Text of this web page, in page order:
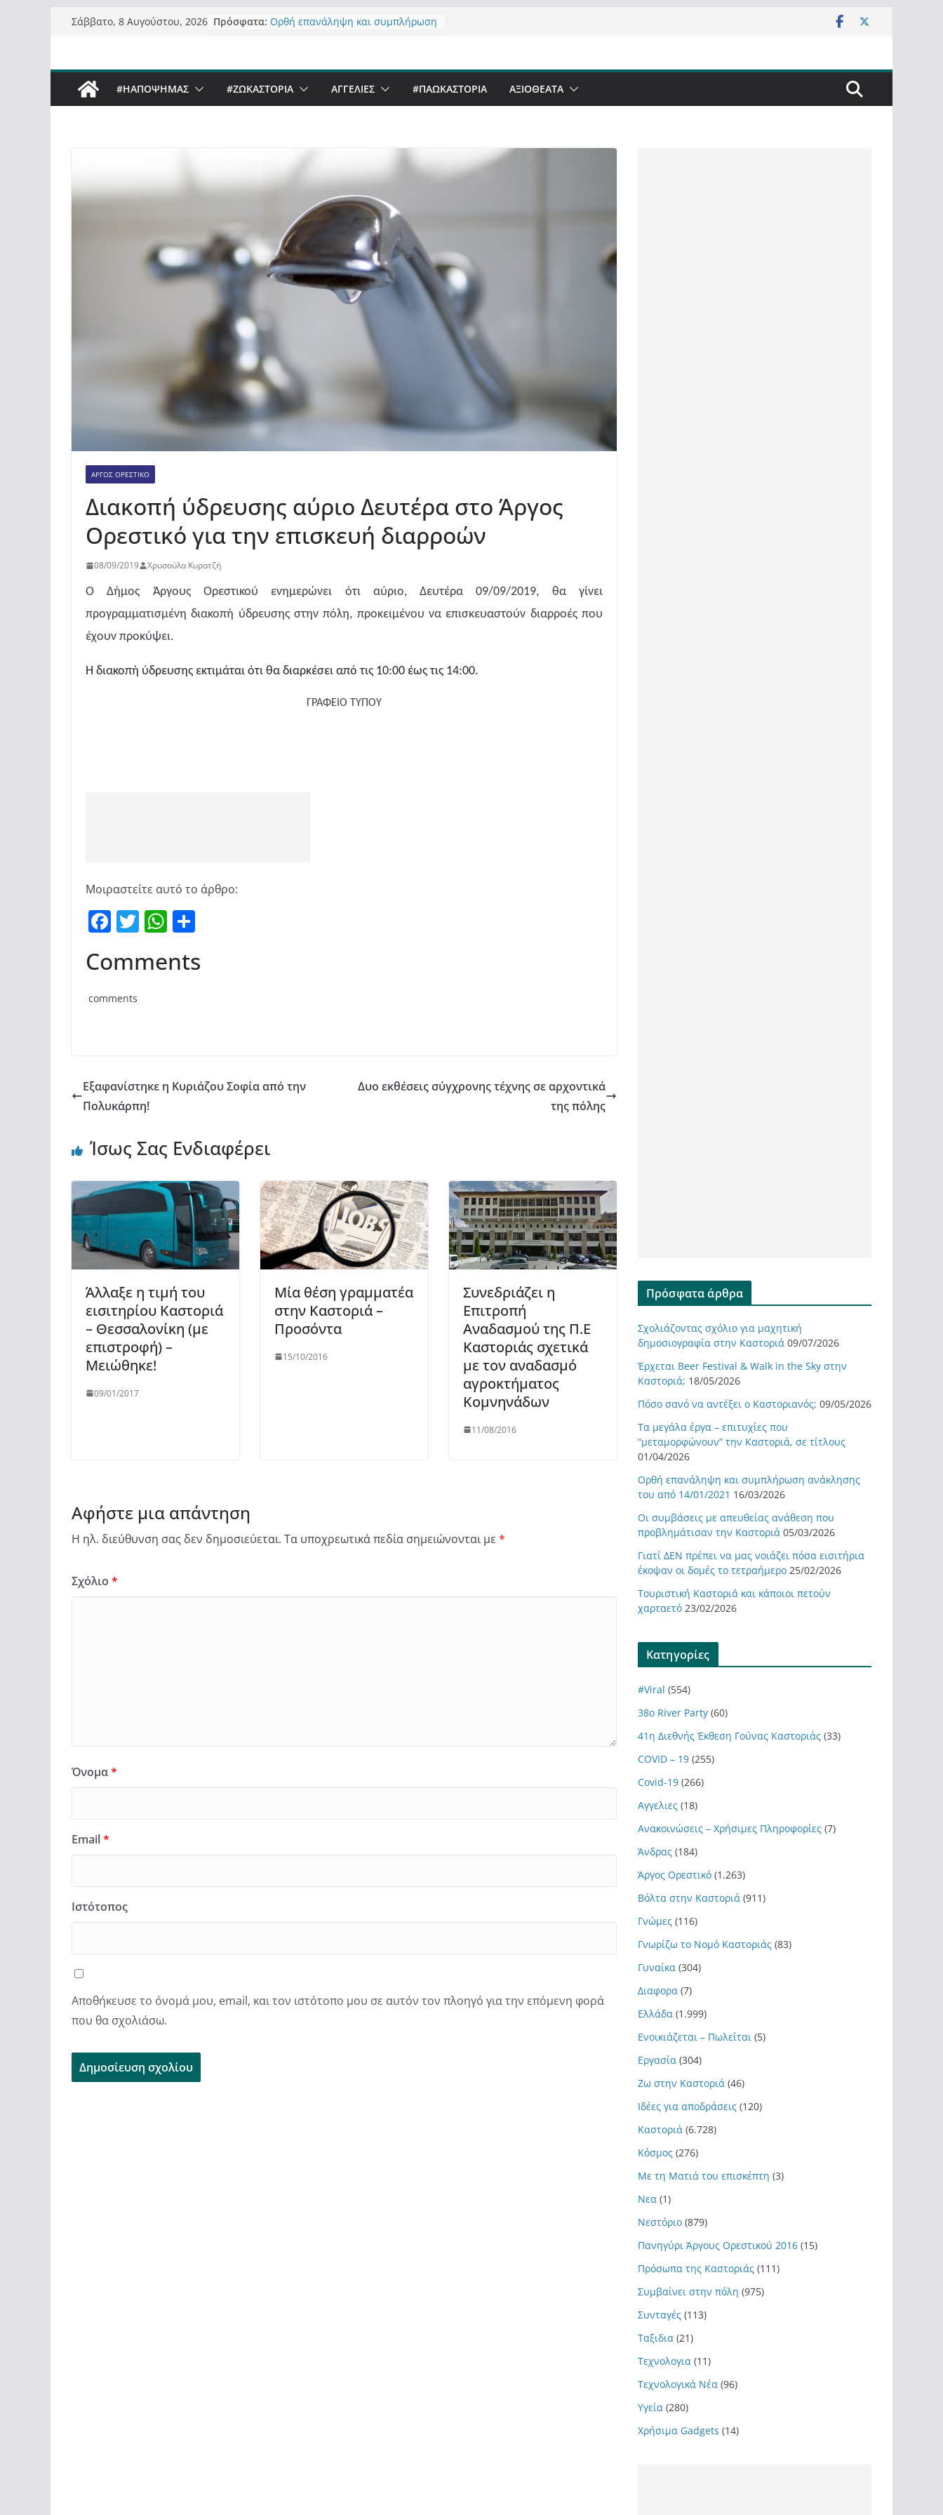
Μετάβαση
Σάββατο, 8 Αυγούστου, 2026 Πρόσφατα: Ορθή επανάληψη και συμπλήρωση
Sky στην Καστοριά;
Πόσο σανό να αντέξει ο
“μεταμορφώνουν” την Καστοριά,
#ΗΑΠΟΨΗΜΑΣ #ZΩΚΑΣΤΟΡΙΑ ΑΓΓΕΛΙΕΣ #ΠΑΩΚΑΣΤΟΡΙΑ ΑΞΙΟΘΈΑΤΑ
ΆΡΓΟΣ ΟΡΕΣΤΙΚΌ
Διακοπή ύδρευσης αύριο Δευτέρα στο Άργος
Ορεστικό για την επισκευή διαρροών
08/09/2019 Χρυσούλα Κυρατζή
Ο Δήμος Άργους Ορεστικού ενημερώνει ότι αύριο, Δευτέρα 09/09/2019, θα γίνει
προγραμματισμένη διακοπή ύδρευσης στην πόλη, προκειμένου να επισκευαστούν διαρροές που
έχουν προκύψει.
Η διακοπή ύδρευσης εκτιμάται ότι θα διαρκέσει από τις 10:00 έως τις 14:00.
ΓΡΑΦΕΙΟ ΤΥΠΟΥ
Μοιραστείτε αυτό το άρθρο:
F
c
e
b
k
T
itt
W
at ρ
ε
Comments
comments
Εξαφανίστηκε η Κυριάζου Σοφία από την
Πολυκάρπη!
Δυο εκθέσεις σύγχρονης τέχνης σε αρχοντικά
της πόλης
Ίσως Σας Ενδιαφέρει
Άλλαξε η τιμή του
εισιτηρίου Καστοριά
– Θεσσαλονίκη (με
επιστροφή) –
Μειώθηκε!
09/01/2017
Μία θέση γραμματέα
στην Καστοριά –
Προσόντα
15/10/2016
Συνεδριάζει η
Επιτροπή
Αναδασμού της Π.Ε
Καστοριάς σχετικά
με τον αναδασμό
αγροκτήματος
Κομνηνάδων
11/08/2016
Αφήστε μια απάντηση
Η ηλ. διεύθυνση σας δεν δημοσιεύεται. Τα υποχρεωτικά πεδία σημειώνονται με *
Σχόλιο *
Όνομα*
Email*
Ιστότοπος
Αποθήκευσε το όνομά μου, email, και τον ιστότοπο μου σε αυτόν τον πλοηγό για την επόμενη φορά
που θα σχολιάσω.
Πρόσφατα άρθρα
Σχολιάζοντας σχόλιο για μαχητική
δημοσιογραφία στην Καστοριά 09/07/2026
Έρχεται Beer Festival & Walk in the Sky στην
Καστοριά; 18/05/2026
Πόσο σανό να αντέξει ο Καστοριανός; 09/05/2026
Τα μεγάλα έργα – επιτυχίες που
“μεταμορφώνουν” την Καστοριά, σε τίτλους
01/04/2026
Ορθή επανάληψη και συμπλήρωση ανάκλησης
του από 14/01/2021 16/03/2026
Οι συμβάσεις με απευθείας ανάθεση που
προβλημάτισαν την Καστοριά 05/03/2026
Γιατί ΔΕΝ πρέπει να μας νοιάζει πόσα εισιτήρια
έκοψαν οι δομές το τετραήμερο 25/02/2026
Τουριστική Καστοριά και κάποιοι πετούν
χαρταετό 23/02/2026
Kατηγορίες
#Viral (554)
38ο River Party (60)
41η Διεθνής Έκθεση Γούνας Καστοριάς (33)
COVID – 19 (255)
Covid-19 (266)
Αγγελιες (18)
Ανακοινώσεις – Χρήσιμες Πληροφορίες (7)
Άνδρας (184)
Άργος Ορεστικό (1.263)
Βόλτα στην Καστοριά (911)
Γνώμες (116)
Γνωρίζω το Νομό Καστοριάς (83)
Γυναίκα (304)
Διαφορα (7)
Ελλάδα (1.999)
Ενοικιάζεται – Πωλείται (5)
Εργασία (304)
Ζω στην Καστοριά (46)
Ιδέες για αποδράσεις (120)
Καστοριά (6.728)
Κόσμος (276)
Με τη Ματιά του επισκέπτη (3)
Νεα (1)
Νεστόριο (879)
Πανηγύρι Άργους Ορεστικού 2016 (15)
Πρόσωπα της Καστοριάς (111)
Συμβαίνει στην πόλη (975)
Συνταγές (113)
Ταξιδια (21)
Τεχνολογια (11)
Τεχνολογικά Νέα (96)
Υγεία (280)
Χρήσιμα Gadgets (14)